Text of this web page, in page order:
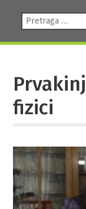
Pretraga:
fizici